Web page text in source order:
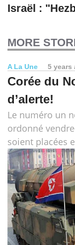
Israël :
MORE
A La Une 5 years
Corée du
d’alerte!
Le numéro un
ordonné
soient placées